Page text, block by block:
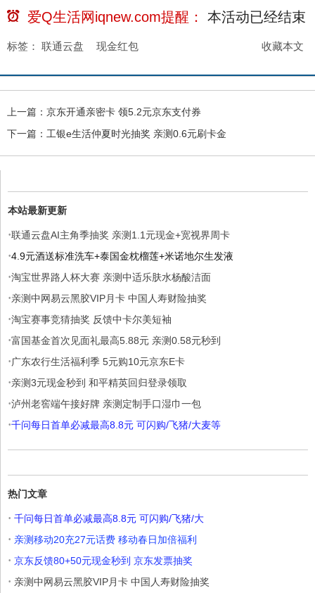
爱Q生活网iqnew.com提醒： 本活动已经结束
收藏本文
标签： 联通云盘 现金红包
上一篇： 京东开通亲密卡 领5.2元京东支付券
下一篇： 工银e生活仲夏时光抽奖 亲测0.6元刷卡金
本站最新更新
·联通云盘AI主角季抽奖 亲测1.1元现金+宽视界周卡
·4.9元酒送标准洗车+泰国金枕榴莲+米诺地尔生发液
·淘宝世界路人杯大赛 亲测中适乐肤水杨酸洁面
·亲测中网易云黑胶VIP月卡 中国人寿财险抽奖
·淘宝赛事竞猜抽奖 反馈中卡尔美短袖
·富国基金首次见面礼最高5.88元 亲测0.58元秒到
·广东农行生活福利季 5元购10元京东E卡
·亲测3元现金秒到 和平精英回归登录领取
·泸州老窖端午接好牌 亲测定制手口湿巾一包
·千问每日首单必减最高8.8元 可闪购/飞猪/大麦等
热门文章
· 千问每日首单必减最高8.8元 可闪购/飞猪/大
· 亲测移动20充27元话费 移动春日加倍福利
· 京东反馈80+50元现金秒到 京东发票抽奖
· 亲测中网易云黑胶VIP月卡 中国人寿财险抽奖